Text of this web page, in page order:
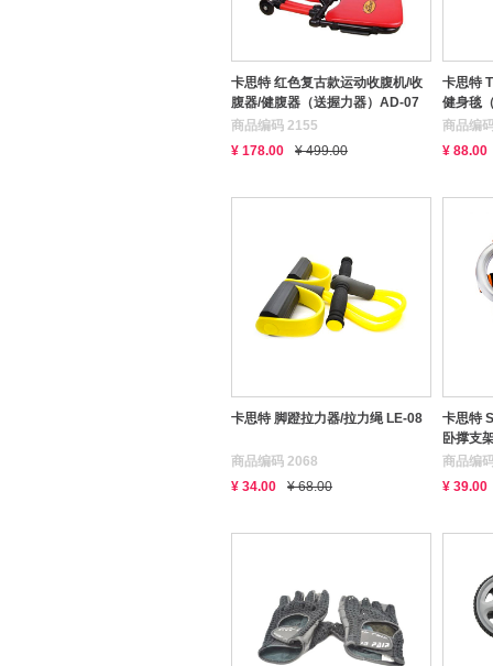
卡思特 红色复古款运动收腹机/收
腹器/健腹器（送握力器）AD-07
商品编码 2155
¥ 178.00
¥ 499.00
卡思特
健身毯
商品编
¥ 88.00
卡思特 脚蹬拉力器/拉力绳 LE-08
商品编码 2068
¥ 34.00
¥ 68.00
卡思特
卧撑支
商品编
¥ 39.00